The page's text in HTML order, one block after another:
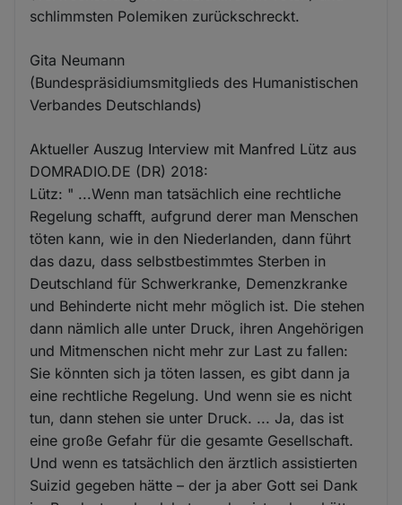
schlimmsten Polemiken zurückschreckt.
Gita Neumann
(Bundespräsidiumsmitglieds des Humanistischen
Verbandes Deutschlands)
Aktueller Auszug Interview mit Manfred Lütz aus
DOMRADIO.DE (DR) 2018:
Lütz: " ...Wenn man tatsächlich eine rechtliche
Regelung schafft, aufgrund derer man Menschen
töten kann, wie in den Niederlanden, dann führt
das dazu, dass selbstbestimmtes Sterben in
Deutschland für Schwerkranke, Demenzkranke
und Behinderte nicht mehr möglich ist. Die stehen
dann nämlich alle unter Druck, ihren Angehörigen
und Mitmenschen nicht mehr zur Last zu fallen:
Sie könnten sich ja töten lassen, es gibt dann ja
eine rechtliche Regelung. Und wenn sie es nicht
tun, dann stehen sie unter Druck. ... Ja, das ist
eine große Gefahr für die gesamte Gesellschaft.
Und wenn es tatsächlich den ärztlich assistierten
Suizid gegeben hätte – der ja aber Gott sei Dank